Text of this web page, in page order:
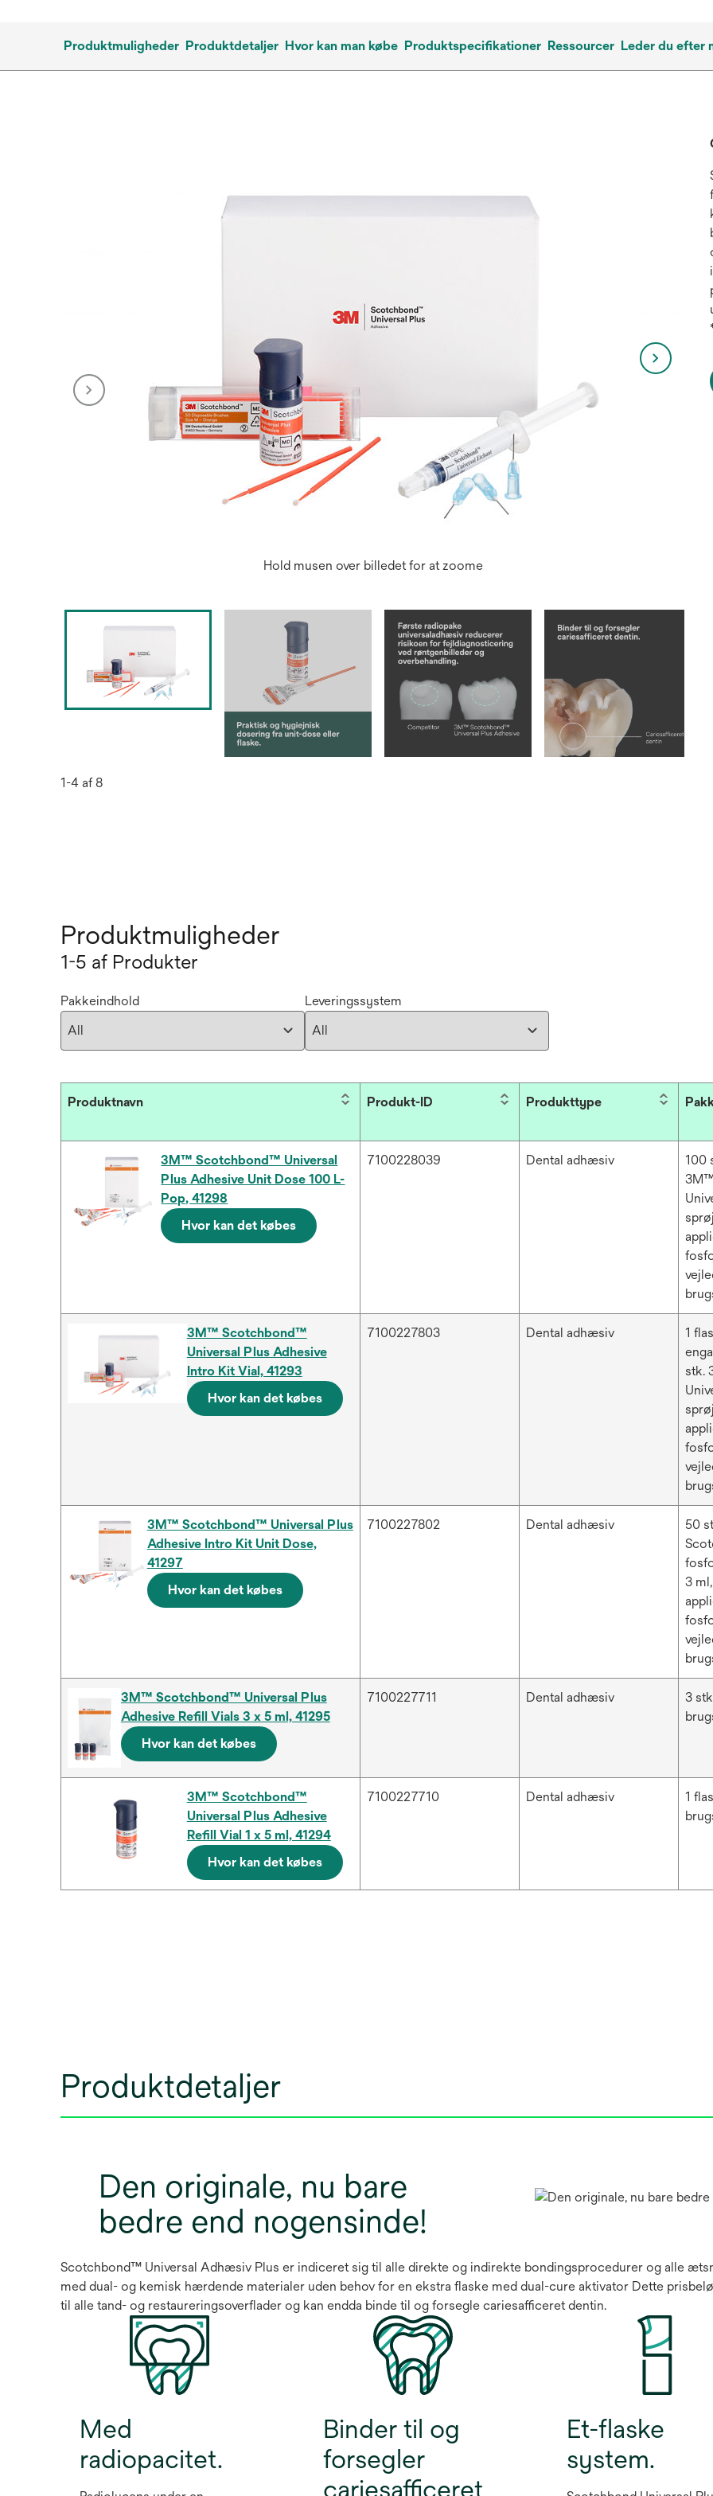
Produktmuligheder Produktdetaljer Hvor kan man købe Produktspecifikationer Ressourcer Leder du efter
Hold musen over billedet for at zoome
1-4 af 8
Produktmuligheder
1-5 af Produkter
Pakkeindhold Leveringssystem
Produktnavn Produkt-ID Produkttype
3M™ Scotchbond™ Universal
Plus Adhesive Unit Dose 100 L-
Pop, 41298
Hvor kan det købes
7100228039 Dental adhæsiv
100
3M™ Scotchbond™
Universal Plus Adhesive
Intro Kit Vial, 41293
Hvor kan det købes
7100227803 Dental adhæsiv
1
stk.
3M™ Scotchbond™ Universal Plus
Adhesive Intro Kit Unit Dose,
41297
Hvor kan det købes
7100227802 Dental adhæsiv
50
3
3M™ Scotchbond™ Universal Plus
Adhesive Refill Vials 3 x 5 ml, 41295
Hvor kan det købes
7100227711 Dental adhæsiv
3
3M™ Scotchbond™
Universal Plus Adhesive
Refill Vial 1 x 5 ml, 41294
Hvor kan det købes
7100227710 Dental adhæsiv
1
Produktdetaljer
Den originale, nu bare
bedre end nogensinde!
Scotchbond™ Universal Adhæsiv Plus er indiceret sig til alle direkte og indirekte bondingsprocedurer og alle
med dual- og kemisk hærdende materialer uden behov for en ekstra flaske med dual-cure aktivator Dette
til alle tand- og restaureringsoverflader og kan endda binde til og forsegle cariesafficeret dentin.
Med
radiopacitet.
Binder til og
forsegler
cariesafficeret
Et-flaske
system.